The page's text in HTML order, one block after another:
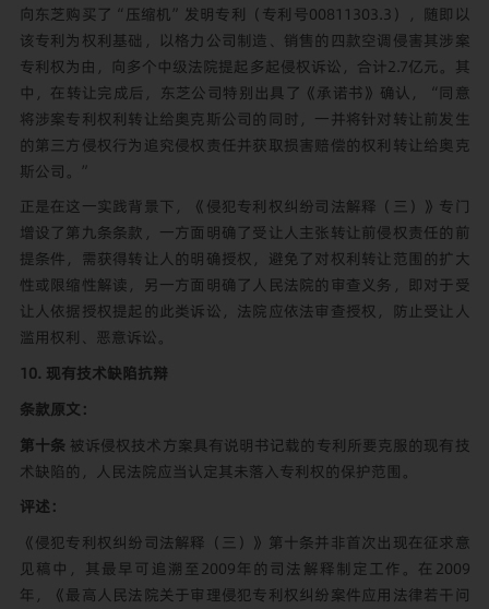
向东芝购买了“压缩机”发明专利（专利号00811303.3），随即以
该专利为权利基础，以格力公司制造、销售的四款空调侵害其涉案
专利权为由，向多个中级法院提起多起侵权诉讼，合计2.7亿元。其
中，在转让完成后，东芝公司特别出具了《承诺书》确认，“同意
将涉案专利权利转让给奥克斯公司的同时，一并将针对转让前发生
的第三方侵权行为追究侵权责任并获取损害赔偿的权利转让给奥克
斯公司。”
正是在这一实践背景下，《侵犯专利权纠纷司法解释（三）》专门
增设了第九条条款，一方面明确了受让人主张转让前侵权责任的前
提条件，需获得转让人的明确授权，避免了对权利转让范围的扩大
性或限缩性解读，另一方面明确了人民法院的审查义务，即对于受
让人依据授权提起的此类诉讼，法院应依法审查授权，防止受让人
滥用权利、恶意诉讼。
10. 现有技术缺陷抗辩
条款原文：
第十条被诉侵权技术方案具有说明书记载的专利所要克服的现有技
术缺陷的，人民法院应当认定其未落入专利权的保护范围。
评述：
《侵犯专利权纠纷司法解释（三）》第十条并非首次出现在征求意
见稿中，其最早可追溯至2009年的司法解释制定工作。在2009
年，《最高人民法院关于审理侵犯专利权纠纷案件应用法律若干问